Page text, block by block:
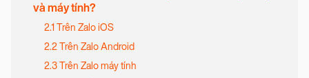
và máy tính?
2.1 Trên Zalo iOS
2.2 Trên Zalo Android
2.3 Trên Zalo máy tính